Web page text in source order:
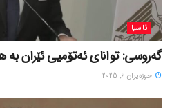
ئاسیا
گەروسی: توانای ئەتۆمیی ئێران بە
حوزه‌یران 6, 2025